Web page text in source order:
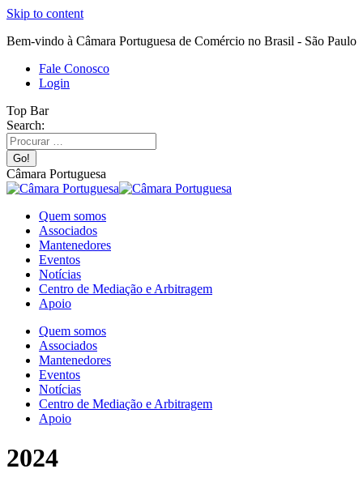
Skip to content
Bem-vindo à Câmara Portuguesa de Comércio no Brasil - São Paulo
Fale Conosco
Login
Top Bar
Search:
Câmara Portuguesa
Quem somos
Associados
Mantenedores
Eventos
Notícias
Centro de Mediação e Arbitragem
Apoio
Quem somos
Associados
Mantenedores
Eventos
Notícias
Centro de Mediação e Arbitragem
Apoio
2024